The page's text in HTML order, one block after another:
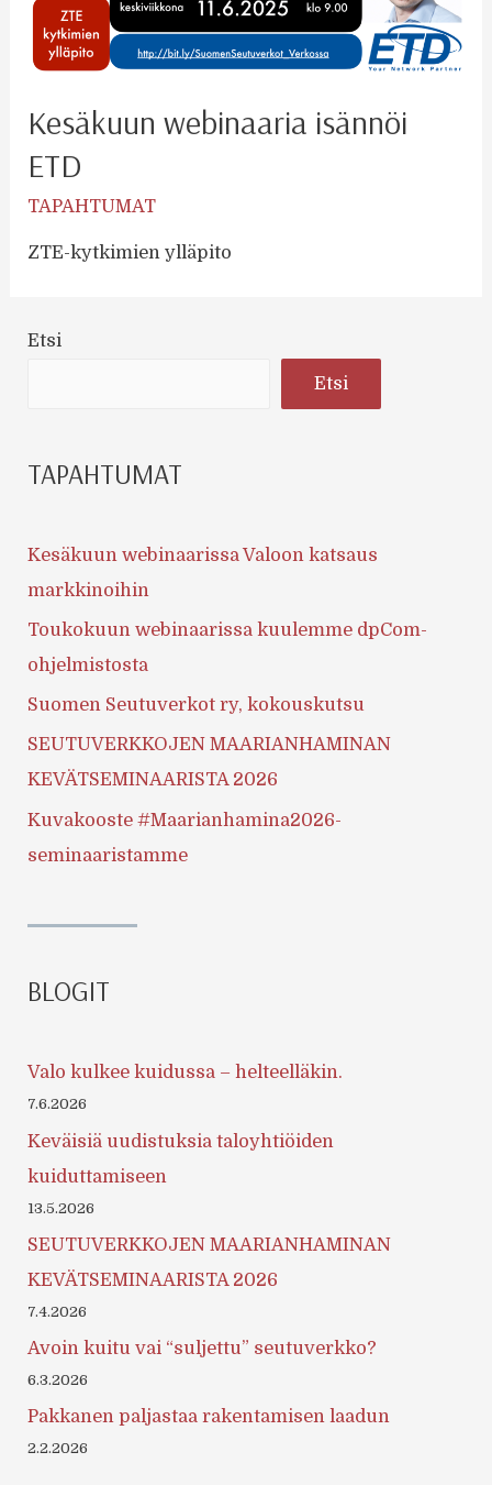
Kesäkuun webinaaria isännöi
ETD
TAPAHTUMAT
ZTE-kytkimien ylläpito
Etsi
Etsi
TAPAHTUMAT
Kesäkuun webinaarissa Valoon katsaus
markkinoihin
Toukokuun webinaarissa kuulemme dpCom-
ohjelmistosta
Suomen Seutuverkot ry, kokouskutsu
SEUTUVERKKOJEN MAARIANHAMINAN
KEVÄTSEMINAARISTA 2026
Kuvakooste #Maarianhamina2026-
seminaaristamme
BLOGIT
Valo kulkee kuidussa – helteelläkin.
7.6.2026
Keväisiä uudistuksia taloyhtiöiden
kuiduttamiseen
13.5.2026
SEUTUVERKKOJEN MAARIANHAMINAN
KEVÄTSEMINAARISTA 2026
7.4.2026
Avoin kuitu vai “suljettu” seutuverkko?
6.3.2026
Pakkanen paljastaa rakentamisen laadun
2.2.2026